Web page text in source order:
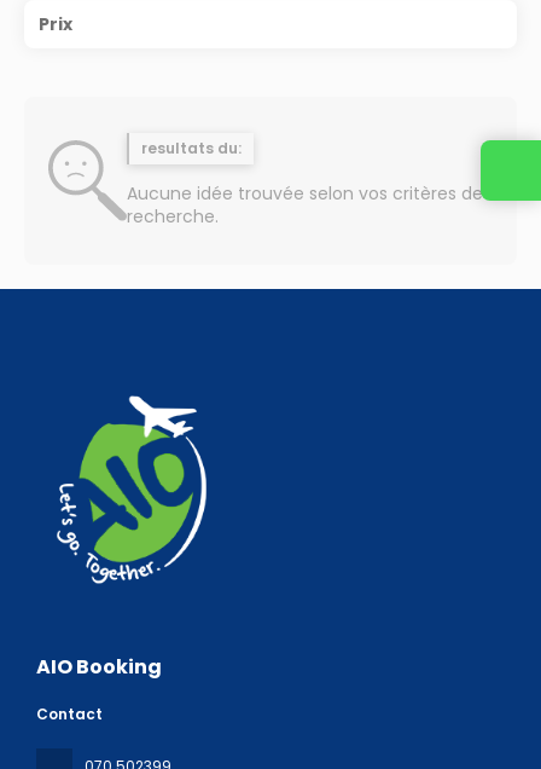
Prix
resultats du:
Aucune idée trouvée selon vos critères de
recherche.
AIO Booking
Contact